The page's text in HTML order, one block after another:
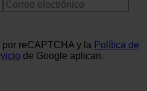
reCAPTCHA y la Política de
de Google aplican.